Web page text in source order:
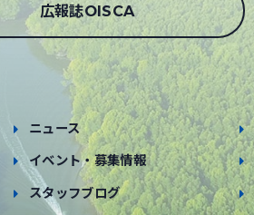
広報誌OISCA
ニュース
イベント・募集情報
スタッフブログ